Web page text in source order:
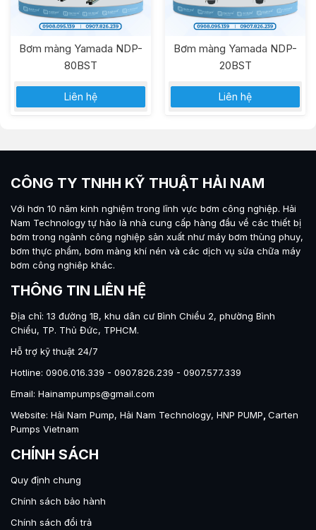
Bơm màng Yamada NDP-
80BST
Liên hệ
Bơm màng Yamada NDP-
20BST
Liên hệ
CÔNG TY TNHH KỸ THUẬT HẢI NAM
Với hơn 10 năm kinh nghiệm trong lĩnh vực bơm công nghiệp. Hải
Nam Technologytự hào là nhà cung cấp hàng đầu về các thiết bị
bơm trong ngành công nghiệp sản xuất như máy bơm thùng phuy,
bơm thực phẩm, bơm màng khí nén và các dịch vụ sửa chữa máy
bơm công nghiêp khác.
THÔNG TIN LIÊN HỆ
Địa chỉ: 13 đường 1B, khu dân cư Bình Chiểu 2, phường Bình
Chiểu, TP. Thủ Đức, TPHCM.
Hỗ trợ kỹ thuật 24/7
Hotline: 0906.016.339 - 0907.826.239 - 0907.577.339
Email: Hainampumps@gmail.com
Website: Hải Nam Pump, Hải Nam Technology, HNP PUMP Carten
Pumps Vietnam
CHÍNH SÁCH
Quy định chung
Chính sách bảo hành
Chính sách đổi trả